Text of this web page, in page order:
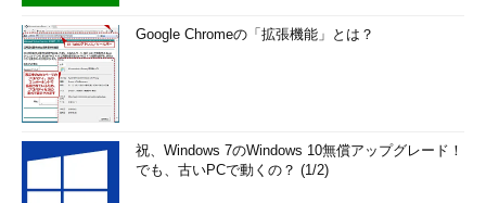
Google Chromeの「拡張機能」とは？
祝、Windows 7のWindows 10無償アップグレード！
でも、古いPCで動くの？ (1/2)